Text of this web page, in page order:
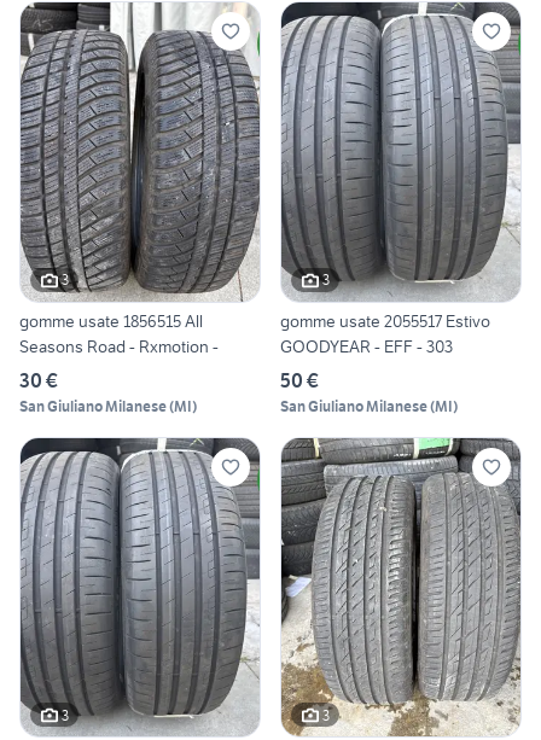
3
gomme usate 1856515 All
Seasons Road - Rxmotion -
30 €
San Giuliano Milanese(MI)
3
gomme usate 2055517 Estivo
GOODYEAR - EFF - 303
50 €
San Giuliano Milanese(MI)
3 3